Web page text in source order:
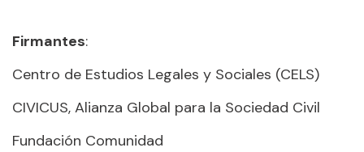
Firmantes:
Centro de Estudios Legales y Sociales (CELS)
CIVICUS, Alianza Global para la Sociedad Civil
Fundación Comunidad